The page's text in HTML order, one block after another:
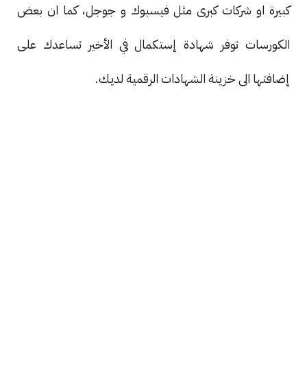
كبيرة او شركات كبرى مثل فيسبوك و جوجل، كما ان بعض
الكورسات توفر شهادة إستكمال في الأخير تساعدك على
إضافتها الى خزينة الشهادات الرقمية لديك.